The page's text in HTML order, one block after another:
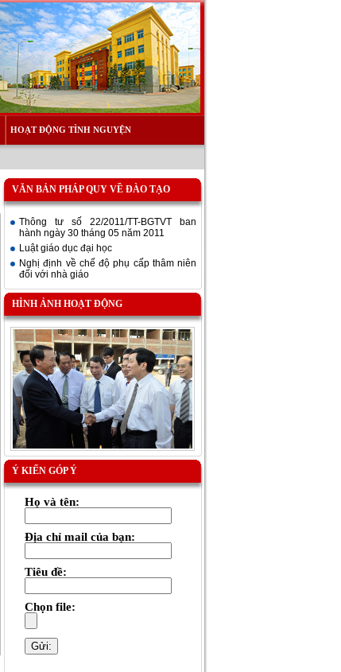
HOẠT ĐỘNG TÌNH NGUYỆN
VĂN BẢN PHÁP QUY VỀ ĐÀO TẠO
Thông tư số 22/2011/TT-BGTVT ban
hành ngày 30 tháng 05 năm 2011
Luật giáo dục đại học
Nghị định về chế độ phụ cấp thâm niên
đối với nhà giáo
HÌNH ẢNH HOẠT ĐỘNG
Ý KIẾN GÓP Ý
Họ và tên:
Địa chỉ mail của bạn:
Tiêu đề:
Chọn file: